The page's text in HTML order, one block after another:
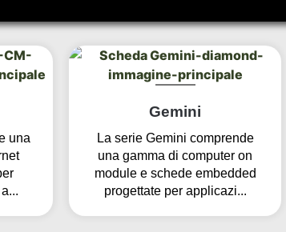
una
Gemini
La serie Gemini comprende
una gamma di computer on
module e schede embedded
progettate per applicazi...